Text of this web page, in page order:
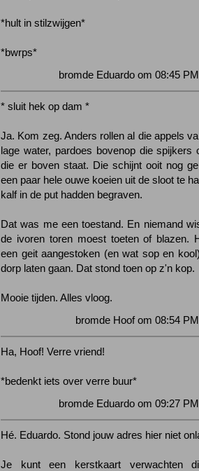
*hult in stilzwijgen*
*bwrps*
bromde Eduardo om 08:45
* sluit hek op dam *
Ja. Kom zeg. Anders rollen al die appels
lage water, pardoes bovenop die spijkers
die er boven staat. Die schijnt ooit nog
een paar hele ouwe koeien uit de sloot te
kalf in de put hadden begraven.
Dat was me een toestand. En niemand
de ivoren toren moest toeten of blazen.
een geit aangestoken (en wat sop en
dorp laten gaan. Dat stond toen op z'n kop.
Mooie tijden. Alles vloog.
bromde Hoof om 08:54
Ha, Hoof! Verre vriend!
*bedenkt iets over verre buur*
bromde Eduardo om 09:27
Hé. Eduardo. Stond jouw adres hier niet
Je kunt een kerstkaart verwachten